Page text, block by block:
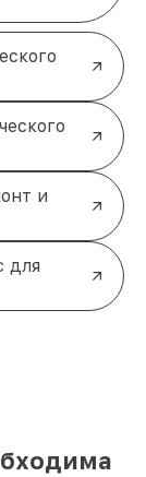
и
для